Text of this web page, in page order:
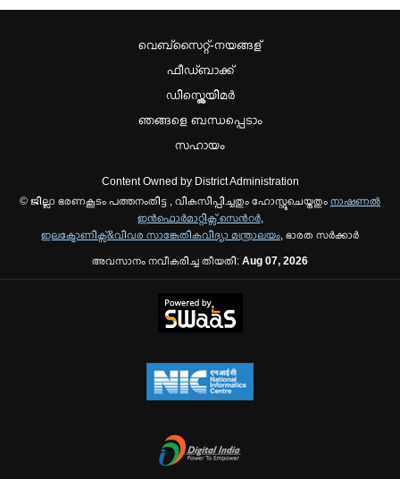
വെബ്സൈറ്റ്-നയങ്ങള്
ഫീഡ്ബാക്ക്
ഡിസ്ക്ലെയിമർ
ഞങ്ങളെ ബന്ധപ്പെടാം
സഹായം
Content Owned by District Administration
© ജില്ലാ ഭരണകൂടം പത്തനംതിട്ട , വികസിപ്പിച്ചതും ഹോസ്റ്റുചെയ്തതും നാഷണല്‍
ഇന്‍ഫൊര്‍മാറ്റിക്സ് സെന്‍റര്‍,
ഇലക്ട്രോണിക്സ്&വിവര സാങ്കേതികവിദ്യാ മന്ത്രാലയം, ഭാരത സര്‍ക്കാര്‍
അവസാനം നവീകരിച്ച തീയതി: Aug 07, 2026